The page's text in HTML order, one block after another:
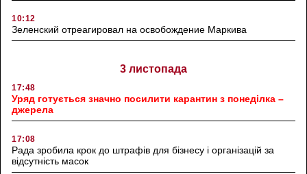
10:12
Зеленский отреагировал на освобождение Маркива
3 листопада
17:48
Уряд готується значно посилити карантин з понеділка –
джерела
17:08
Рада зробила крок до штрафів для бізнесу і організацій за
відсутність масок